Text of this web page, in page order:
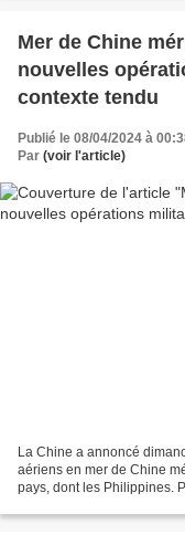
Mer de Chine
nouvelles
contexte tendu
Publié le 08/04/2024 à
Par (voir l'article)
La Chine a annoncé
aériens en mer de Chine
pays, dont les Philippines.